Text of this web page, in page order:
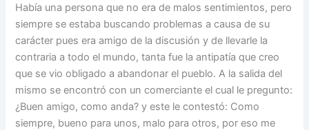
Había una persona que no era de malos sentimientos, pero
siempre se estaba buscando problemas a causa de su
carácter pues era amigo de la discusión y de llevarle la
contraria a todo el mundo, tanta fue la antipatía que creo
que se vio obligado a abandonar el pueblo. A la salida del
mismo se encontró con un comerciante el cual le pregunto:
¿Buen amigo, como anda? y este le contestó: Como
siempre, bueno para unos, malo para otros, por eso me